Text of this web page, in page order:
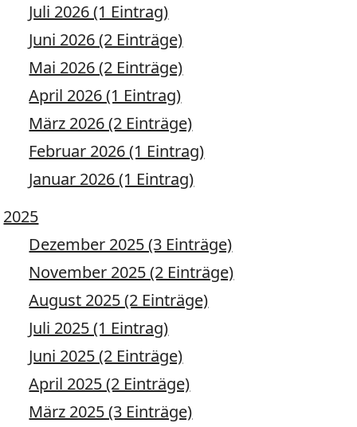
Juli 2026 (1 Eintrag)
Juni 2026 (2 Einträge)
Mai 2026 (2 Einträge)
April 2026 (1 Eintrag)
März 2026 (2 Einträge)
Februar 2026 (1 Eintrag)
Januar 2026 (1 Eintrag)
2025
Dezember 2025 (3 Einträge)
November 2025 (2 Einträge)
August 2025 (2 Einträge)
Juli 2025 (1 Eintrag)
Juni 2025 (2 Einträge)
April 2025 (2 Einträge)
März 2025 (3 Einträge)